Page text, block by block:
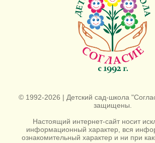
© 1992-2026 | Детский сад-школа
защищены.
Настоящий интернет-сайт носит
информационный характер, вся
ознакомительный характер и ни при